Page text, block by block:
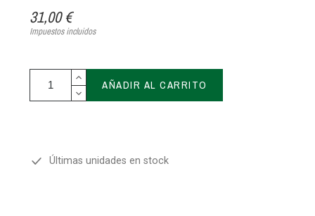
31,00 €
Impuestos incluidos
AÑADIR AL CARRITO
Últimas unidades en stock